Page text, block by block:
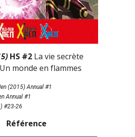
HS #2 La vie secrète
monde en flammes
(2015) Annual #1
Annual #1
#23-26
Référence